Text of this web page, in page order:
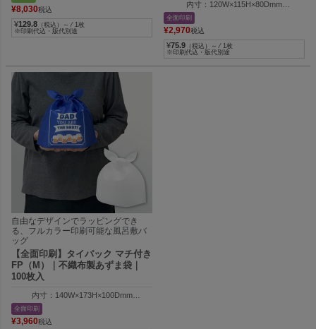
¥8,030税込
¥129.8 （税込）～ ⁄ 1枚
※印刷代込・版代別途
内寸：120W×115H×80Dmm
外寸：120W×130H×80Dmm
納品時の全長：280Hmm
全面印刷
¥2,970税込
¥75.9 （税込）～ ⁄ 1枚
※印刷代込・版代別途
自由なデザインでラッピングでき
る、フルカラー印刷可能な風呂敷バ
ッグ
【全面印刷】タイパック マチ付き
FP（M）｜不織布製あずま袋｜
100枚入
内寸：140W×173H×100Dmm
外寸：140W×188H×100Dmm
納品時の全長：330Hmm
全面印刷
¥3,960税込